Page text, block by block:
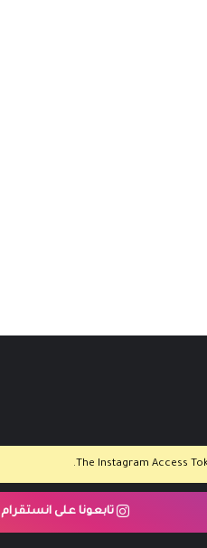
The Instagram Access
تابعونا على انستقرام